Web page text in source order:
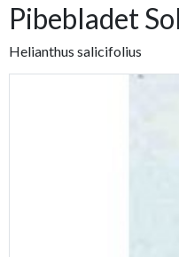
Pibebladet
Helianthus salicifolius